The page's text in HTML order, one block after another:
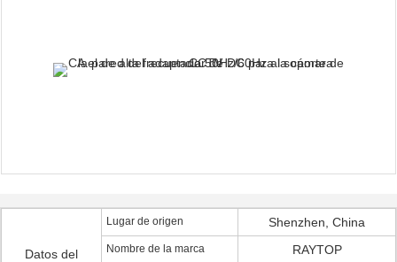
Datos del
Lugar de origen Shenzhen, China
Nombre de la marca RAYTOP